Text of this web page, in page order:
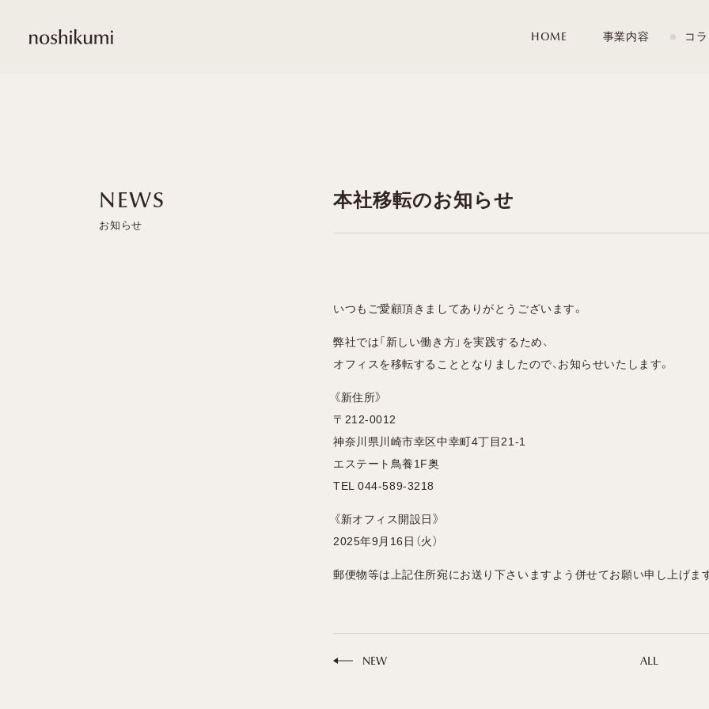
HOME 事業内容 コ
NEWS 本社移転のお知らせ
いつもご愛顧頂きましてありがとうございます。
弊社では「新しい働き方」を実践するため、
オフィスを移転することとなりましたので、お知らせいたします。
《新住所》
〒212-0012
神奈川県川崎市幸区中幸町4丁目21-1
エステート鳥養1F奥
TEL 044-589-3218
《新オフィス開設日》
2025年9月16日（火）
郵便物等は上記住所宛にお送り下さいますよう併せてお願い申し上げます
NEW ALL